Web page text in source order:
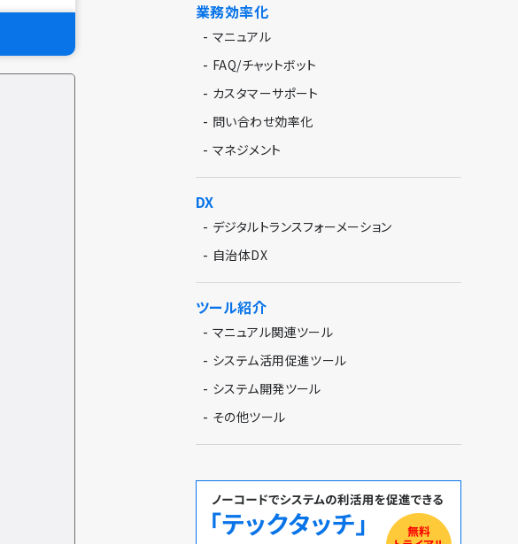
業務効率化
- マニュアル
- FAQ/チャットボット
- カスタマーサポート
- 問い合わせ効率化
- マネジメント
DX
- デジタルトランスフォーメーション
- 自治体DX
ツール紹介
- マニュアル関連ツール
- システム活用促進ツール
- システム開発ツール
- その他ツール